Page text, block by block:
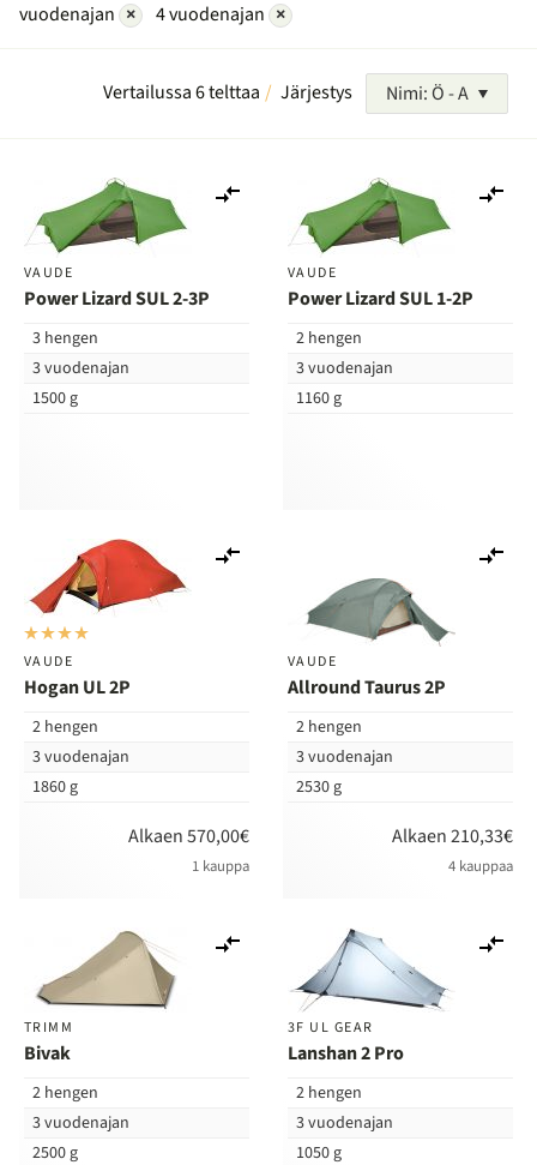
vuodenajan × 4 vuodenajan ×
Vertailussa 6 telttaa Järjestys Nimi: Ö - A
VAUDE
Power Lizard SUL 2-3P
3 hengen
3 vuodenajan
1500 g
vertailuun
VAUDE
Power Lizard SUL 1-2P
2 hengen
3 vuodenajan
1160 g
VAUDE
Hogan UL 2P
2 hengen
3 vuodenajan
1860 g
Alkaen 570,00€
1 kauppa
VAUDE
Allround Taurus 2P
2 hengen
3 vuodenajan
2530 g
Alkaen 210,33€
4 kauppaa
TRIMM
Bivak
2 hengen
3 vuodenajan
2500 g
vertailuun
3F UL GEAR
Lanshan 2 Pro
2 hengen
3 vuodenajan
1050 g